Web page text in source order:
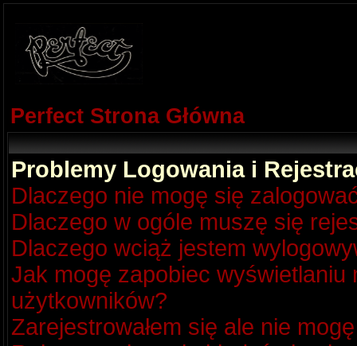
Perfect Strona Główna
Problemy Logowania i
Dlaczego nie mogę się
Dlaczego w ogóle muszę się
Dlaczego wciąż jestem
Jak mogę zapobiec
użytkowników?
Zarejestrowałem się ale nie